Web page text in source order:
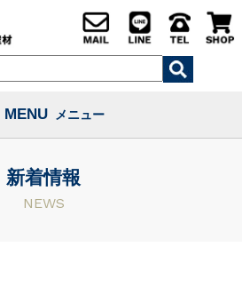
MENU メニュー
新着情報
NEWS